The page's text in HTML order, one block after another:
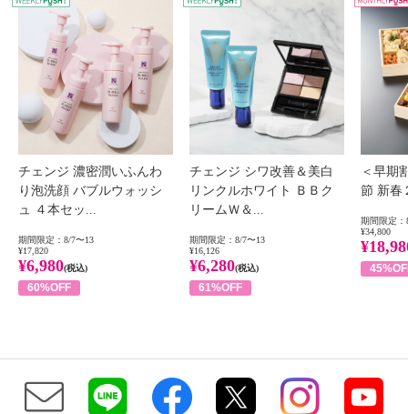
チェンジ 濃密潤いふんわ
り泡洗顔 バブルウォッシ
ュ ４本セッ...
期間限定：8/7〜13
¥17,820
¥6,980(税込)
60%OFF
チェンジ シワ改善＆美白
リンクルホワイト ＢＢク
リームＷ＆...
期間限定：8/7〜13
¥16,126
¥6,280(税込)
61%OFF
＜早期
節 新春
期間限定：
¥34,800